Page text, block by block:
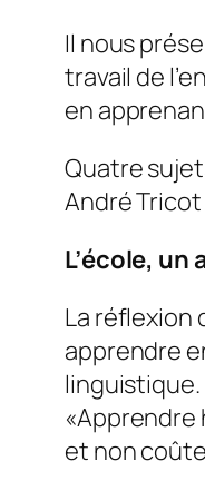
Il nous
travail de
en
Quatre
André
L’école,
La réflexion
apprendre
linguistique.
«Apprendre
et non